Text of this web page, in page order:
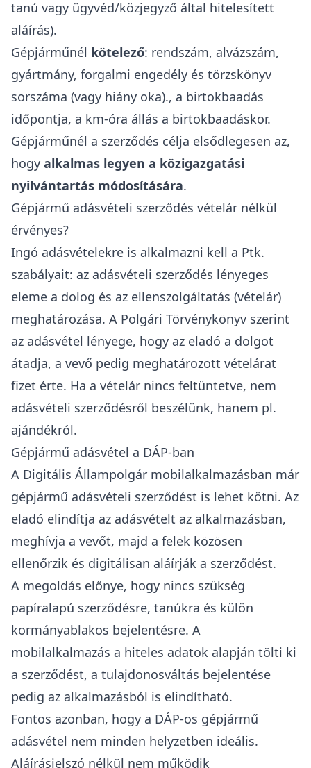
tanú vagy ügyvéd/közjegyző által hitelesített
aláírás).
Gépjárműnél kötelező: rendszám, alvázszám,
gyártmány, forgalmi engedély és törzskönyv
sorszáma (vagy hiány oka)., a birtokbaadás
időpontja, a km-óra állás a birtokbaadáskor.
Gépjárműnél a szerződés célja elsődlegesen az,
hogy alkalmas legyen a közigazgatási
nyilvántartás módosítására.
Gépjármű adásvételi szerződés vételár nélkül
érvényes?
Ingó adásvételekre is alkalmazni kell a Ptk.
szabályait: az adásvételi szerződés lényeges
eleme a dolog és az ellenszolgáltatás (vételár)
meghatározása. A Polgári Törvénykönyv szerint
az adásvétel lényege, hogy az eladó a dolgot
átadja, a vevő pedig meghatározott vételárat
fizet érte. Ha a vételár nincs feltüntetve, nem
adásvételi szerződésről beszélünk, hanem pl.
ajándékról.
Gépjármű adásvétel a DÁP-ban
A Digitális Állampolgár mobilalkalmazásban már
gépjármű adásvételi szerződést is lehet kötni. Az
eladó elindítja az adásvételt az alkalmazásban,
meghívja a vevőt, majd a felek közösen
ellenőrzik és digitálisan aláírják a szerződést.
A megoldás előnye, hogy nincs szükség
papíralapú szerződésre, tanúkra és külön
kormányablakos bejelentésre. A
mobilalkalmazás a hiteles adatok alapján tölti ki
a szerződést, a tulajdonosváltás bejelentése
pedig az alkalmazásból is elindítható.
Fontos azonban, hogy a DÁP-os gépjármű
adásvétel nem minden helyzetben ideális.
Aláírásjelszó nélkül nem működik